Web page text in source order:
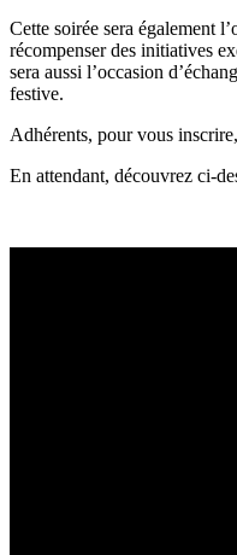
Cette soirée sera également
récompenser des initiatives
sera aussi l’occasion
festive.
Adhérents, pour vous
En attendant, découvrez ci-